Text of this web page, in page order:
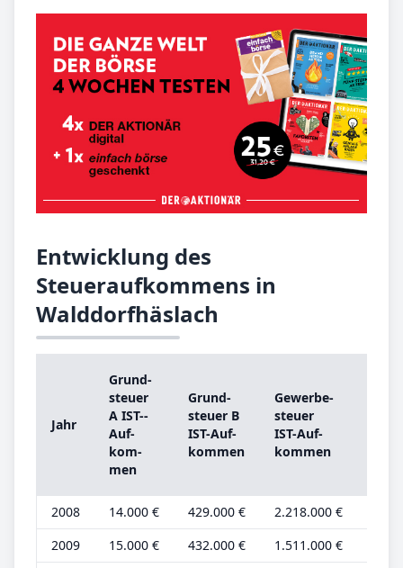
Entwicklung des
Steueraufkommens in
Walddorfhäslach
Jahr
Grund­
steu­er
A IST-­
Auf­
kom­
men
Grund­
steu­er B
IST-­Auf­
kom­men
Ge­wer­be­
steu­er
IST-­Auf­
kom­men
2008 14.000 € 429.000 € 2.218.000 €
2009
15.000 € 432.000 € 1.511.000 €